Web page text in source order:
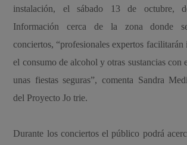
instalación, el sábado 13 de octubre,
Información cerca de la zona donde
conciertos, “profesionales expertos
el consumo de alcohol y otras sustancias con
unas fiestas seguras”, comenta Sandra
del Proyecto Jo trie.
Durante los conciertos el público podrá